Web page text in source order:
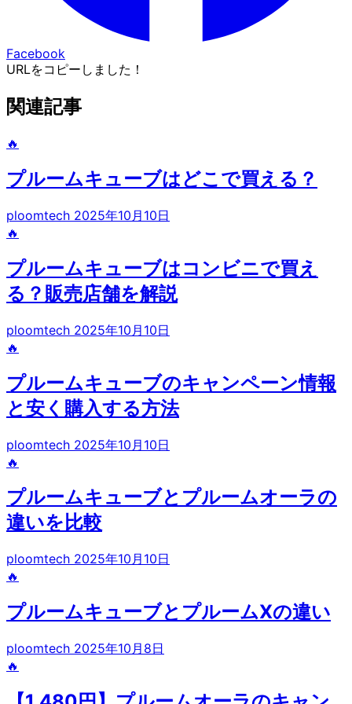
Facebook
URLをコピーしました！
関連記事
🔥
プルームキューブはどこで買える？
ploomtech 2025年10月10日
🔥
プルームキューブはコンビニで買え
る？販売店舗を解説
ploomtech 2025年10月10日
🔥
プルームキューブのキャンペーン情報
と安く購入する方法
ploomtech 2025年10月10日
🔥
プルームキューブとプルームオーラの
違いを比較
ploomtech 2025年10月10日
🔥
プルームキューブとプルームXの違い
ploomtech 2025年10月8日
🔥